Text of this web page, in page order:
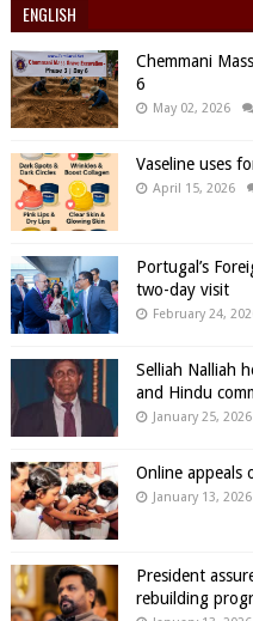
ENGLISH
Chemmani
6
May 02, 2026
Vaseline uses
April 15, 2026
Portugal’s
two-day visit
February 24,
Selliah Nalliah
and Hindu
January 25, 2026
Online appeals
January 13, 2026
President
rebuilding